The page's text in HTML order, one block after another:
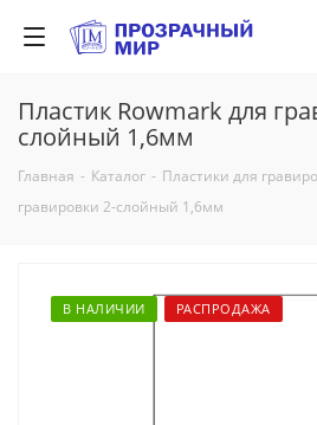
Пластик Rowmark для
слойный 1,6мм
Главная - Каталог - Пластики для
гравировки 2-слойный 1,6мм
В НАЛИЧИИ РАСПРОДАЖА